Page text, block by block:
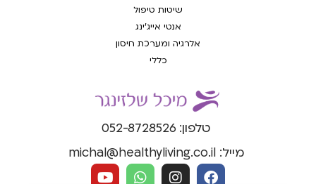
טלפון: 052-8728526
מייל: michal@healthyliving.co.il
שיטות טיפול
אנטי אייג'ינג
אלרגיה ומערכת חיסון
כללי